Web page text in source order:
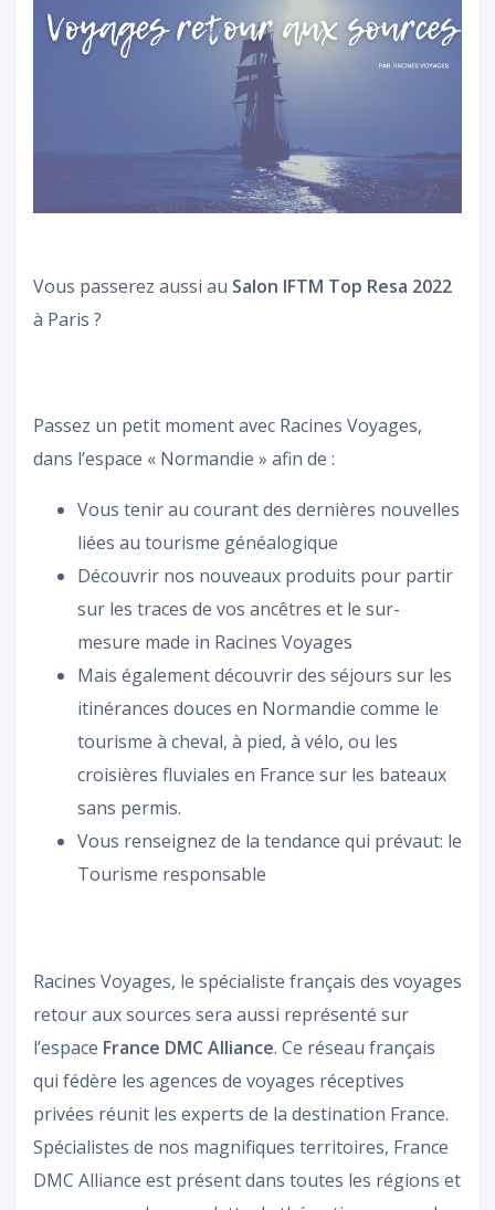
Vous passerez aussi au Salon IFTM Top Resa 2022
à Paris ?
Passez un petit moment avec Racines Voyages,
dans l’espace « Normandie » afin de :
Vous tenir au courant des dernières nouvelles
liées au tourisme généalogique
Découvrir nos nouveaux produits pour partir
sur les traces de vos ancêtres et le sur-
mesure made in Racines Voyages
Mais également découvrir des séjours sur les
itinérances douces en Normandie comme le
tourisme à cheval, à pied, à vélo, ou les
croisières fluviales en France sur les bateaux
sans permis.
Vous renseignez de la tendance qui prévaut: le
Tourisme responsable
Racines Voyages, le spécialiste français des voyages
retour aux sources sera aussi représenté sur
l’espace France DMC Alliance. Ce réseau français
qui fédère les agences de voyages réceptives
privées réunit les experts de la destination France.
Spécialistes de nos magnifiques territoires, France
DMC Alliance est présent dans toutes les régions et